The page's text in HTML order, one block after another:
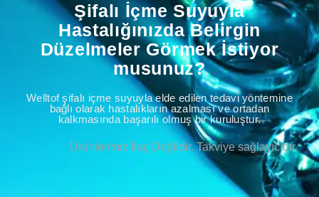
Şifalı İçme Suyuyla
Hastalığınızda Belirgin
Düzelmeler Görmek İstiyor
musunuz?
Welltof şifalı içme suyuyla elde edilen tedavi yöntemine
bağlı olarak hastalıkların azalması ve ortadan
kalkmasında başarılı olmuş bir kuruluştur.
Ürünlerimiz İlaç Değildir. Takviye sağlayıcıdır.